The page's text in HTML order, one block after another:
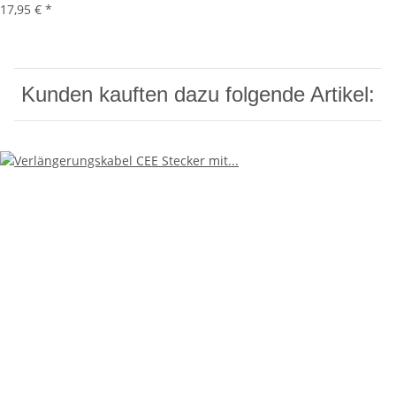
17,95 € *
Kunden kauften dazu folgende Artikel: